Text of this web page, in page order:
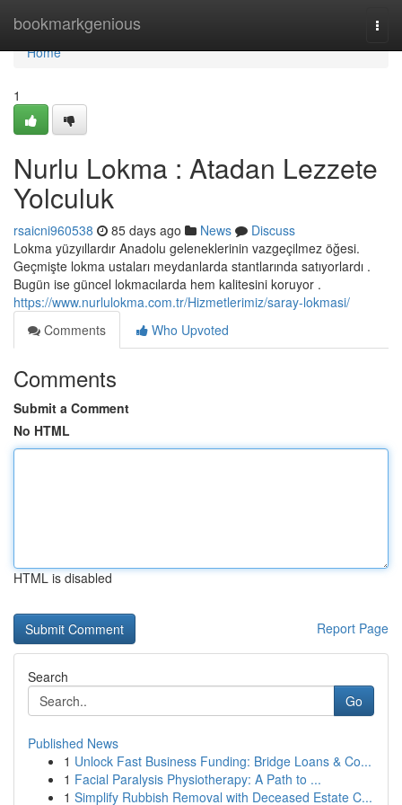
bookmarkgenious
Home
Home
1
Nurlu Lokma : Atadan Lezzete
Yolculuk
rsaicni960538 85 days ago News
Discuss
Lokma yüzyıllardır Anadolu geleneklerinin vazgeçilmez öğesi.
Geçmişte lokma ustaları meydanlarda stantlarında satıyorlardı .
Bugün ise güncel lokmacılarda hem kalitesini koruyor .
https://www.nurlulokma.com.tr/Hizmetlerimiz/saray-lokmasi/
Comments
Who Upvoted
Comments
Submit a Comment
No HTML
HTML is disabled
Report Page
Search
Go
Published News
1 Unlock Fast Business Funding: Bridge Loans & Co...
1 Facial Paralysis Physiotherapy: A Path to ...
1 Simplify Rubbish Removal with Deceased Estate C...